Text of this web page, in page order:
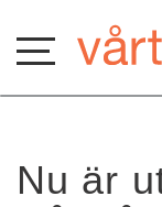
innehåll
Nu är